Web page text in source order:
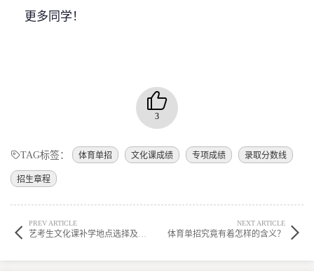
更多同学！
3
TAG标签： 体育单招 文化课成绩 专项成绩 录取分数线
招生章程
PREV ARTICLE
艺考生文化课补学地点选择及回校后补文化课的方法探讨
NEXT ARTICLE
体育单招究竟有着怎样的含义？